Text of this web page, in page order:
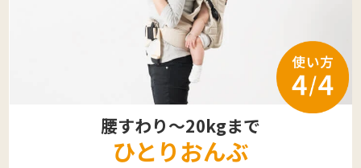
腰すわり～20kgまで
ひとりおんぶ